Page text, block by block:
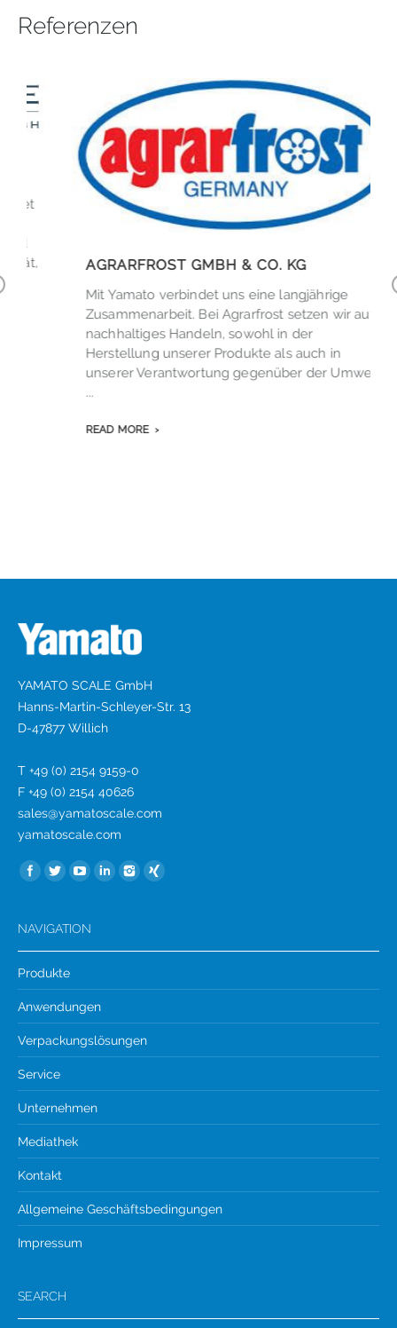
Referenzen
AGRARFROST GMBH & CO. KG
Mit Yamato verbindet uns eine langjährige
Zusammenarbeit. Bei Agrarfrost setzen wir auf
nachhaltiges Handeln, sowohl in der
Herstellung unserer Produkte als auch in
unserer Verantwortung gegenüber der Umwelt
READ MORE
YAMATO SCALE GmbH
Hanns-Martin-Schleyer-Str. 13
D-47877 Willich
T +49 (0) 2154 9159-0
F +49 (0) 2154 40626
sales@yamatoscale.com
yamatoscale.com
Find us on:
NAVIGATION
Produkte
Anwendungen
Verpackungslösungen
Service
Unternehmen
Mediathek
Kontakt
Allgemeine Geschäftsbedingungen
Impressum
SEARCH